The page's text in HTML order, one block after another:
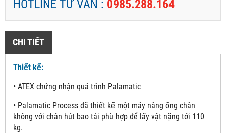
HOTLINE TƯ VẤN : 0985.288.164
CHI TIẾT
Thiết kế:
• ATEX chứng nhận quá trình Palamatic
• Palamatic Process đã thiết kế một máy nâng ống chân
không với chân hút bao tải phù hợp để lấy vật nặng tới 110
kg.